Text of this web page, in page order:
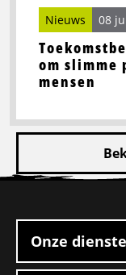
om slimme
mensen
Nieuws 08
footer
Onze